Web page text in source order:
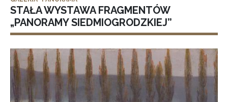
STAŁA WYSTAWA FRAGMENTÓW
„PANORAMY SIEDMIOGRODZKIEJ”